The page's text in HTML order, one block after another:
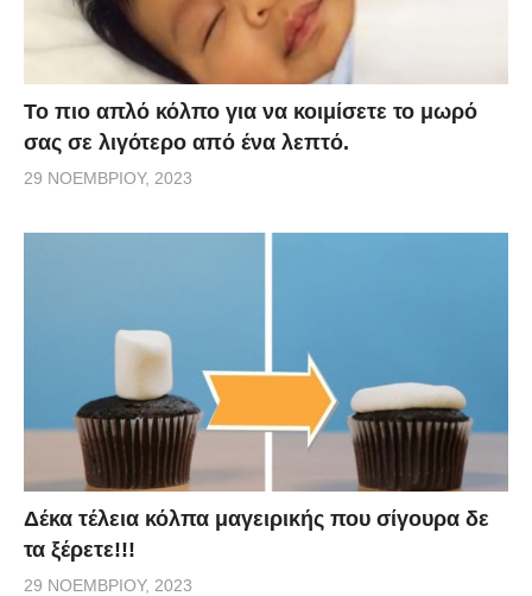
Το πιο απλό κόλπο για να κοιμίσετε το μωρό
σας σε λιγότερο από ένα λεπτό.
29 ΝΟΕΜΒΡΊΟΥ, 2023
Δέκα τέλεια κόλπα μαγειρικής που σίγουρα δε
τα ξέρετε!!!
29 ΝΟΕΜΒΡΊΟΥ, 2023